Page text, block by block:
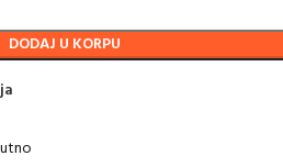
DODAJ U KORPU